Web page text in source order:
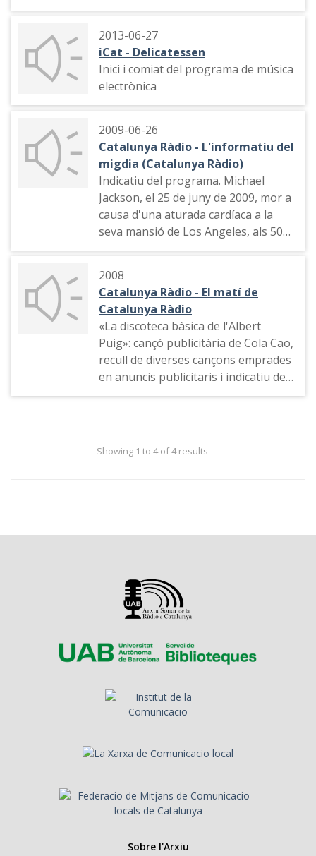
2013-06-27
iCat - Delicatessen
Inici i comiat del programa de música
electrònica
2009-06-26
Catalunya Ràdio - L'informatiu del
migdia (Catalunya Ràdio)
Indicatiu del programa. Michael
Jackson, el 25 de juny de 2009, mor a
causa d'una aturada cardíaca a la
seva mansió de Los Angeles, als 50
anys. Informació des dels EE.UU.
Barcelona. Perfils biogràfic i musical.
2008
Catalunya Ràdio - El matí de
Catalunya Ràdio
«La discoteca bàsica de l'Albert
Puig»: cançó publicitària de Cola Cao,
recull de diverses cançons emprades
en anuncis publicitaris i indicatiu dels
25 anys de l'emissora.
Showing 1 to 4 of 4 results
Sobre l'Arxiu